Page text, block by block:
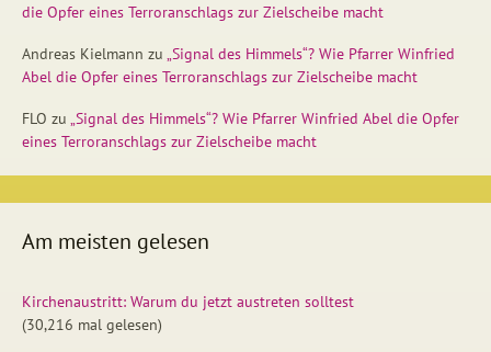
die Opfer eines Terroranschlags zur Zielscheibe macht
Andreas Kielmann zu „Signal des Himmels“? Wie Pfarrer Winfried
Abel die Opfer eines Terroranschlags zur Zielscheibe macht
FLO zu „Signal des Himmels“? Wie Pfarrer Winfried Abel die Opfer
eines Terroranschlags zur Zielscheibe macht
Am meisten gelesen
Kirchenaustritt: Warum du jetzt austreten solltest
(30,216 mal gelesen)